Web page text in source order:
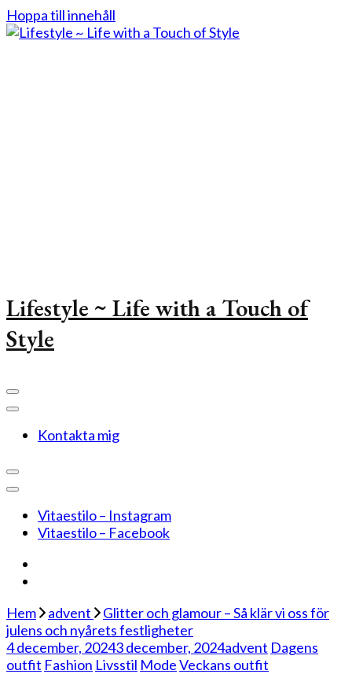
Hoppa till innehåll
Lifestyle ~ Life with a Touch of
Style
Kontakta mig
Vitaestilo – Instagram
Vitaestilo – Facebook
Hem advent
Glitter och glamour – Så klär vi oss för
julens och nyårets festligheter
4 december, 20243 december, 2024advent Dagens
outfit Fashion Livsstil ModeVeckans outfit